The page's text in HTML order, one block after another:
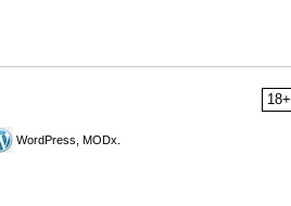
18+
WordPress, MODx.